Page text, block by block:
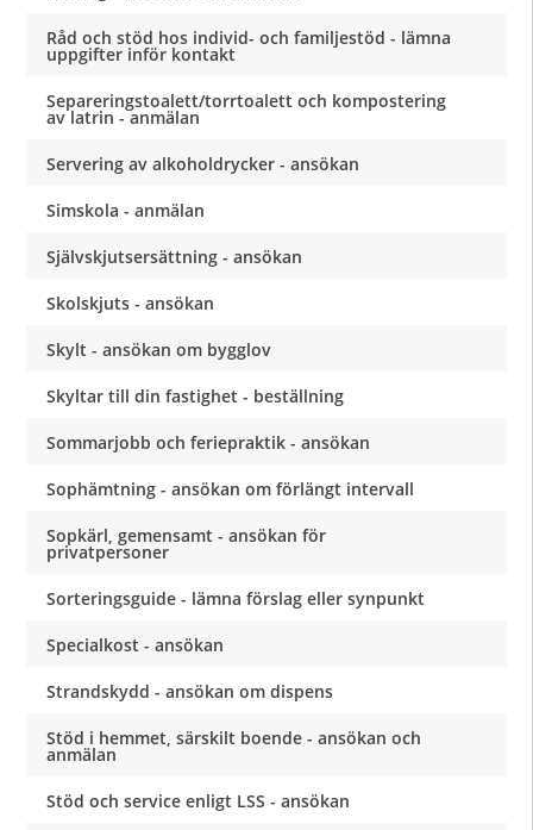
Råd och stöd hos individ- och familjestöd - lämna
uppgifter inför kontakt
Separeringstoalett/torrtoalett och kompostering
av latrin - anmälan
Servering av alkoholdrycker - ansökan
Simskola - anmälan
Självskjutsersättning - ansökan
Skolskjuts - ansökan
Skylt - ansökan om bygglov
Skyltar till din fastighet - beställning
Sommarjobb och feriepraktik - ansökan
Sophämtning - ansökan om förlängt intervall
Sopkärl, gemensamt - ansökan för
privatpersoner
Sorteringsguide - lämna förslag eller synpunkt
Specialkost - ansökan
Strandskydd - ansökan om dispens
Stöd i hemmet, särskilt boende - ansökan och
anmälan
Stöd och service enligt LSS - ansökan